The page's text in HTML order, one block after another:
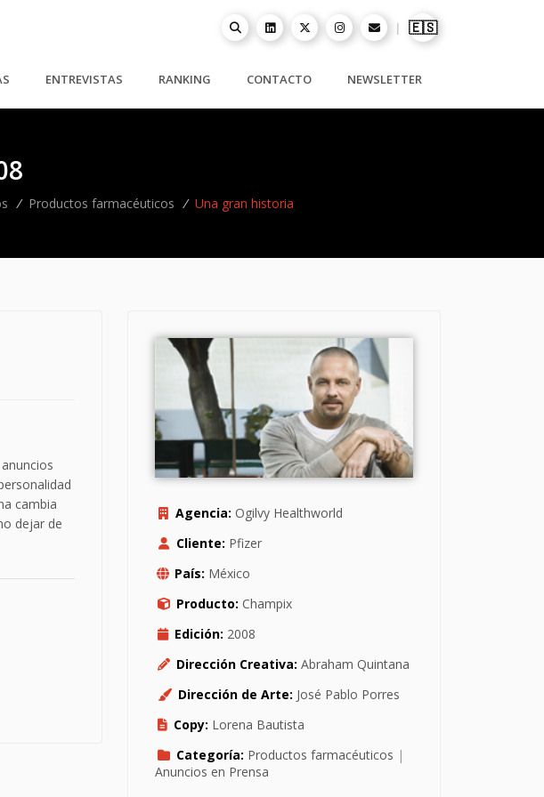
| 🇪🇸
ENTREVISTAS RANKING CONTACTO NEWSLETTER
/ Productos farmacéuticos / Una gran historia
cambia
dejar de
Agencia: Ogilvy Healthworld
Cliente: Pfizer
País: México
Producto: Champix
Edición: 2008
Dirección Creativa: Abraham Quintana
Dirección de Arte: José Pablo Porres
Copy: Lorena Bautista
Categoría: Productos farmacéuticos |
Anuncios en Prensa